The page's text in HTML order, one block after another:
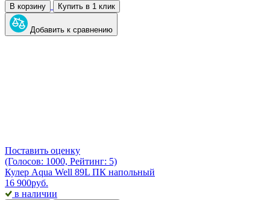
В корзину Купить в 1 клик
Добавить к сравнению
Поставить оценку
(Голосов: 1000, Рейтинг: 5)
Кулер Aqua Well 89L ПК напольный
16 900руб.
в наличии